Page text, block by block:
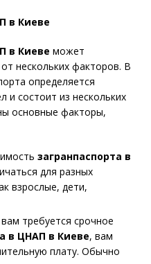
в Киеве
в Киеве может
нескольких факторов. В
определяется
и состоит из нескольких
основные факторы,
загранпаспорта в
для разных
взрослые, дети,
требуется срочное
в ЦНАП в Киеве, вам
плату. Обычно